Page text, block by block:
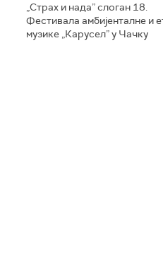
„Страх и нада” слоган 18.
Фестивала амбијенталне и
музике „Карусел” у Чачку